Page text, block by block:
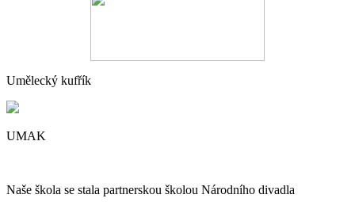
Umělecký kufřík
UMAK
Naše škola se stala partnerskou školou Národního divadla